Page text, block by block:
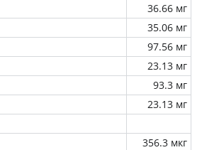
36.66 мг
35.06 мг
97.56 мг
23.13 мг
93.3 мг
23.13 мг
356.3 мкг